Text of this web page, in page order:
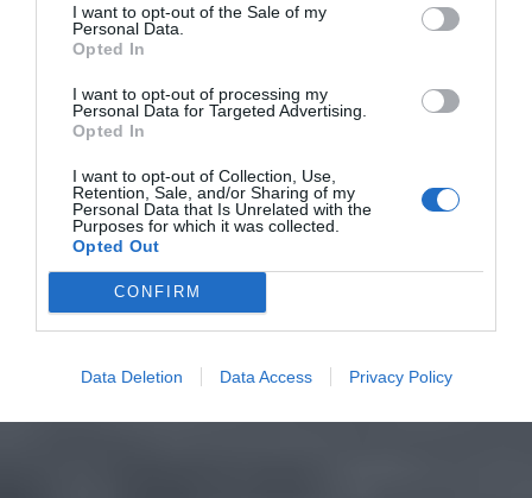
I want to opt-out of the Sale of my
Personal Data.
Opted In
I want to opt-out of processing my
Personal Data for Targeted Advertising.
Opted In
I want to opt-out of Collection, Use,
Retention, Sale, and/or Sharing of my
Personal Data that Is Unrelated with the
Purposes for which it was collected.
Opted Out
CONFIRM
Data Deletion Data Access Privacy Policy